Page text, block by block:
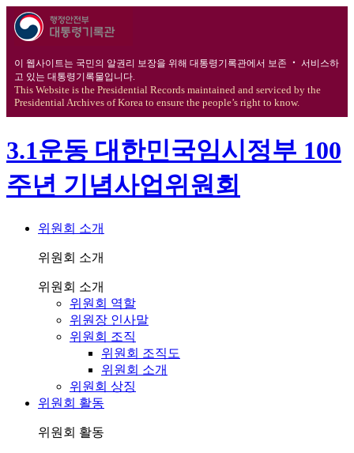
이 웹사이트는 국민의 알권리 보장을 위해 대통령기록관에서 보존 ‧ 서비스하
고 있는 대통령기록물입니다.
This Website is the Presidential Records maintained and serviced by the
Presidential Archives of Korea to ensure the people’s right to know.
3.1운동 대한민국임시정부 100
주년 기념사업위원회
위원회 소개
위원회 소개
위원회 소개
위원회 역할
위원장 인사말
위원회 조직
위원회 조직도
위원회 소개
위원회 상징
위원회 활동
위원회 활동